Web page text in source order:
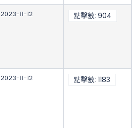
2023-11-12 點擊數: 904
2023-11-12 點擊數: 1183